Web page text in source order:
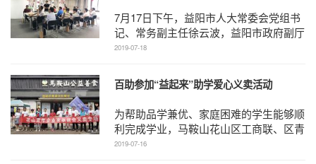
7月17日下午，益阳市人大常委会党组书
记、常务副主任徐云波，益阳市政府副厅
级干部、高铁建设指挥部副指 ...
2019-07-18
百助参加“益起来”助学爱心义卖活动
为帮助品学兼优、家庭困难的学生能够顺
利完成学业，马鞍山花山区工商联、区青
年企业家联谊会共同在市公益善食馆举办
2019-07-16